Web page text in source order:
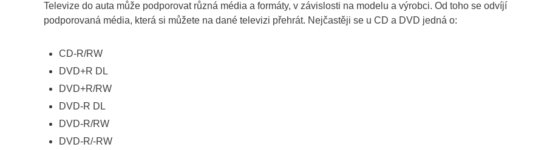
Televize do auta může podporovat různá média a formáty, v závislosti na modelu a výrobci. Od toho se odvíjí
podporovaná média, která si můžete na dané televizi přehrát. Nejčastěji se u CD a DVD jedná o:
CD-R/RW
DVD+R DL
DVD+R/RW
DVD-R DL
DVD-R/RW
DVD-R/-RW